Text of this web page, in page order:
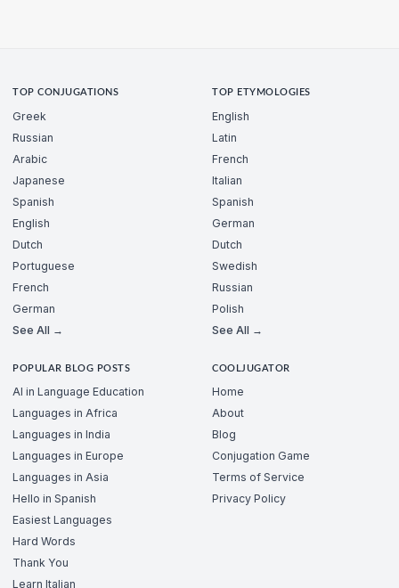
TOP CONJUGATIONS
Greek
Russian
Arabic
Japanese
Spanish
English
Dutch
Portuguese
French
German
See All →
TOP ETYMOLOGIES
English
Latin
French
Italian
Spanish
German
Dutch
Swedish
Russian
Polish
See All →
POPULAR BLOG POSTS
AI in Language Education
Languages in Africa
Languages in India
Languages in Europe
Languages in Asia
Hello in Spanish
Easiest Languages
Hard Words
Thank You
Learn Italian
COOLJUGATOR
Home
About
Blog
Conjugation Game
Terms of Service
Privacy Policy